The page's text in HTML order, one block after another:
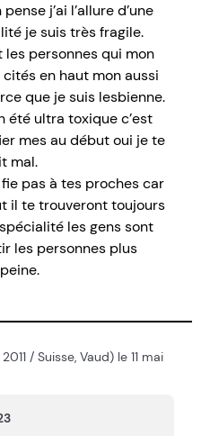
j’ai l’allure d’une
je suis très fragile.
personnes qui mon
en haut mon aussi
que je suis lesbienne.
été ultra toxique c’est
mes au début oui je te
mal.
pas à tes proches car
il te trouveront toujours
les gens sont
les personnes plus
/ Suisse, Vaud) le 11 mai